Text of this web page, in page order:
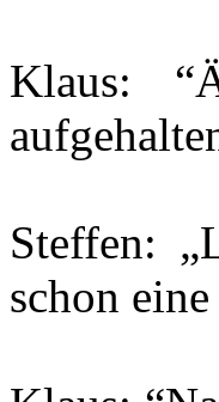
Klaus:
Steffen:
schon